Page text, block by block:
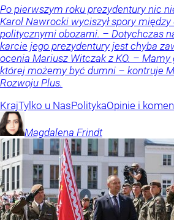
Po pierwszym roku prezydentury nic
Karol Nawrocki wyciszył spory
politycznymi obozami. – Dotychczas
karcie jego prezydentury jest chyba
ocenia Mariusz Witczak z KO. – Mamy
której możemy być dumni – kontruje
Rozwoju Plus.
KrajTylko u NasPolitykaOpinie i
Magdalena Frindt